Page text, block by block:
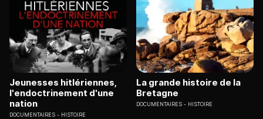
Jeunesses hitlériennes,
l'endoctrinement d'une
nation
DOCUMENTAIRES HISTOIRE
La grande histoire de la
Bretagne
DOCUMENTAIRES HISTOIRE